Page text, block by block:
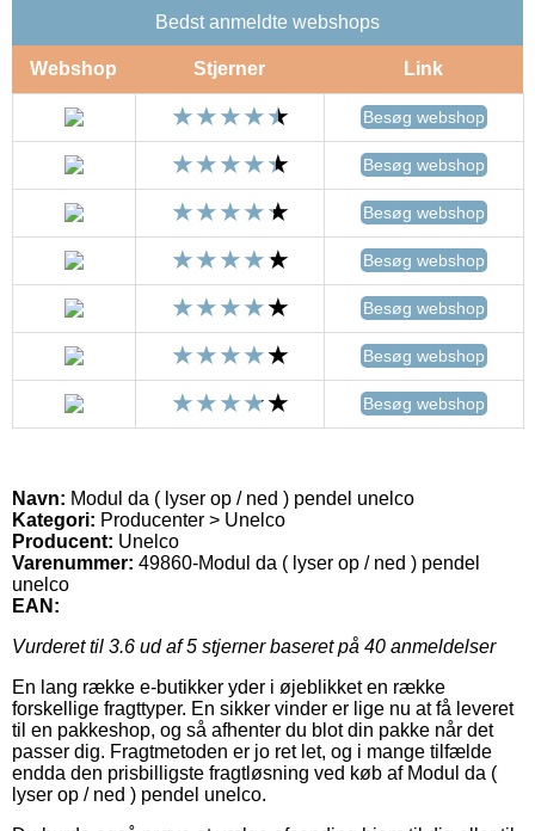
Bedst anmeldte webshops
Webshop Stjerner Link
Besøg webshop
Besøg webshop
Besøg webshop
Besøg webshop
Besøg webshop
Besøg webshop
Besøg webshop
Navn: Modul da ( lyser op / ned ) pendel unelco
Kategori: Producenter > Unelco
Producent: Unelco
Varenummer: 49860-Modul da ( lyser op / ned ) pendel
unelco
EAN:
Vurderet til 3.6 ud af 5 stjerner baseret på 40 anmeldelser
En lang række e-butikker yder i øjeblikket en række
forskellige fragttyper. En sikker vinder er lige nu at få leveret
til en pakkeshop, og så afhenter du blot din pakke når det
passer dig. Fragtmetoden er jo ret let, og i mange tilfælde
endda den prisbilligste fragtløsning ved køb af Modul da (
lyser op / ned ) pendel unelco.